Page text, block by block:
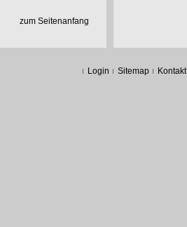
zum Seitenanfang
Login Sitemap Kontakt